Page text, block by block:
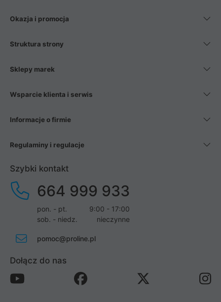
Okazja i promocja
Struktura strony
Sklepy marek
Wsparcie klienta i serwis
Informacje o firmie
Regulaminy i regulacje
Szybki kontakt
664 999 933
pon. - pt.
9:00 - 17:00
sob. - niedz.
nieczynne
pomoc@proline.pl
Dołącz do nas